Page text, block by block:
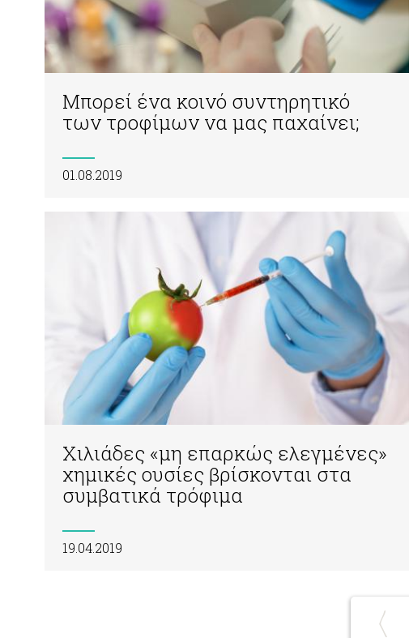
Μπορεί ένα κοινό συντηρητικό
των τροφίμων να μας παχαίνει;
01.08.2019
Χιλιάδες «μη επαρκώς ελεγμένες»
χημικές ουσίες βρίσκονται στα
συμβατικά τρόφιμα
19.04.2019